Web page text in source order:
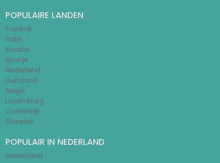
POPULAIRE LANDEN
Frankrijk
Italië
Kroatië
Spanje
Nederland
Duitsland
België
Luxemburg
Oostenrijk
Slovenië
POPULAIR IN NEDERLAND
Gelderland